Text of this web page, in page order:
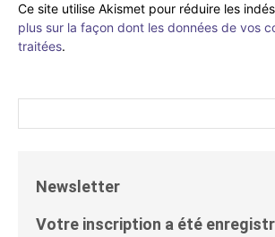
Ce site utilise Akismet pour réduire les
plus sur la façon dont les données de vos
traitées.
Newsletter
Votre inscription a été